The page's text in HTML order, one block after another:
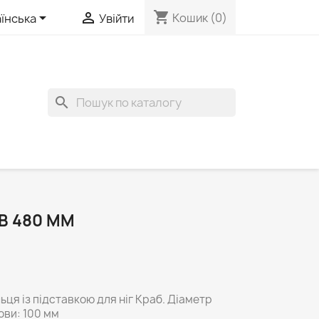
  Увійти shopping_cart Кошик (0)
search
480 ММ
із підставкою для ніг Краб. Діаметр
100 мм